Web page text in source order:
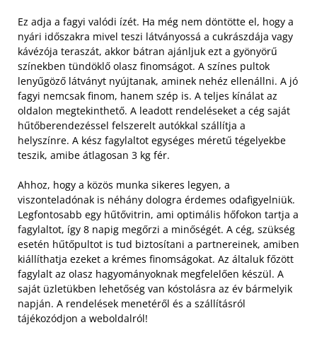
Ez adja a fagyi valódi ízét. Ha még nem döntötte el, hogy a
nyári időszakra mivel teszi látványossá a cukrászdája vagy
kávézója teraszát, akkor bátran ajánljuk ezt a gyönyörű
színekben tündöklő olasz finomságot. A színes pultok
lenyűgöző látványt nyújtanak, aminek nehéz ellenállni. A jó
fagyi nemcsak finom, hanem szép is. A teljes kínálat az
oldalon megtekinthető. A leadott rendeléseket a cég saját
hűtőberendezéssel felszerelt autókkal szállítja a
helyszínre. A kész fagylaltot egységes méretű tégelyekbe
teszik, amibe átlagosan 3 kg fér.
Ahhoz, hogy a közös munka sikeres legyen, a
viszonteladónak is néhány dologra érdemes odafigyelniük.
Legfontosabb egy hűtővitrin, ami optimális hőfokon tartja a
fagylaltot, így 8 napig megőrzi a minőségét. A cég, szükség
esetén hűtőpultot is tud biztosítani a partnereinek, amiben
kiállíthatja ezeket a krémes finomságokat. Az általuk főzött
fagylalt az olasz hagyományoknak megfelelően készül. A
saját üzletükben lehetőség van kóstolásra az év bármelyik
napján. A rendelések menetéről és a szállításról
tájékozódjon a weboldalról!